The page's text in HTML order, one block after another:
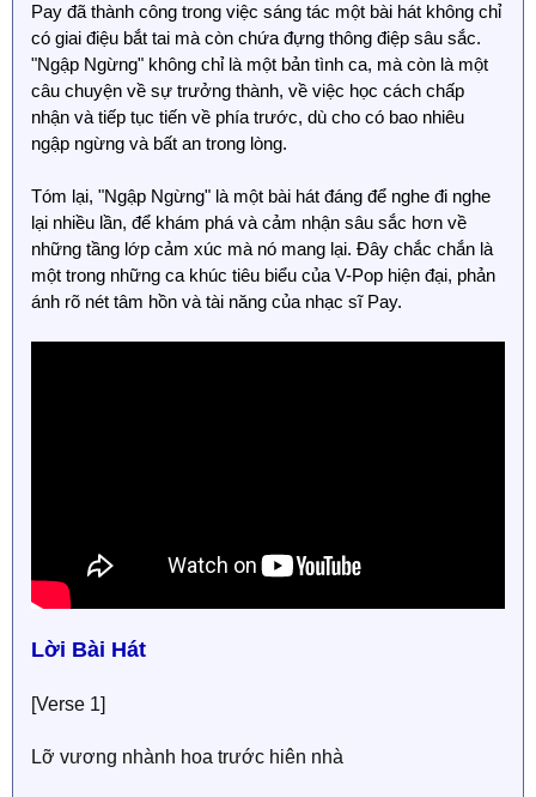
Pay đã thành công trong việc sáng tác một bài hát không chỉ
có giai điệu bắt tai mà còn chứa đựng thông điệp sâu sắc.
"Ngập Ngừng" không chỉ là một bản tình ca, mà còn là một
câu chuyện về sự trưởng thành, về việc học cách chấp
nhận và tiếp tục tiến về phía trước, dù cho có bao nhiêu
ngập ngừng và bất an trong lòng.
Tóm lại, "Ngập Ngừng" là một bài hát đáng để nghe đi nghe
lại nhiều lần, để khám phá và cảm nhận sâu sắc hơn về
những tầng lớp cảm xúc mà nó mang lại. Đây chắc chắn là
một trong những ca khúc tiêu biểu của V-Pop hiện đại, phản
ánh rõ nét tâm hồn và tài năng của nhạc sĩ Pay.
Lời Bài Hát
[Verse 1]
Lỡ vương nhành hoa trước hiên nhà